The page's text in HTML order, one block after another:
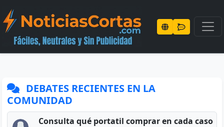
DEBATES RECIENTES EN LA
COMUNIDAD
Consulta qué portatil comprar en cada caso